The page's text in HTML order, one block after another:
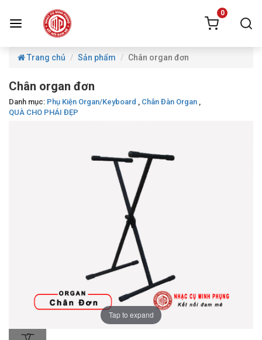
0
Trang chủ Sản phẩm Chân organ đơn
Chân organ đơn
Danh mục: Phụ Kiện Organ/Keyboard , Chân Đàn Organ ,
QUÀ CHO PHÁI ĐẸP
Tap to expand